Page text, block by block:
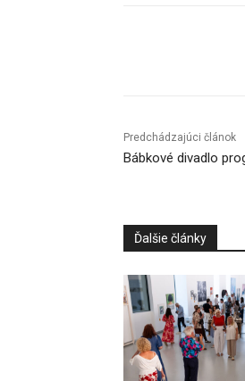
Predchádzajúci článok
Bábkové divadlo
Ďalšie články